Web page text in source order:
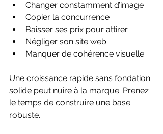
Changer constamment d’image
Copier la concurrence
Baisser ses prix pour attirer
Négliger son site web
Manquer de cohérence visuelle
Une croissance rapide sans fondation
solide peut nuire à la marque. Prenez
le temps de construire une base
robuste.